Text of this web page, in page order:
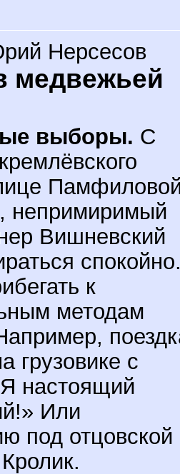
Нерсесов
медвежьей
выборы. С
непримиримый
Вишневский
к
методам
грузовике с
настоящий
Или
под отцовской